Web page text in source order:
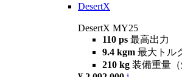
DesertX
DesertX MY25
110 ps 最高出力
9.4 kgm 最大トル
210 kg 装備重量（